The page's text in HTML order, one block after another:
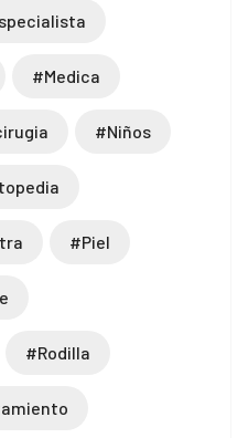
#medica
#niños
#piel
#rodilla